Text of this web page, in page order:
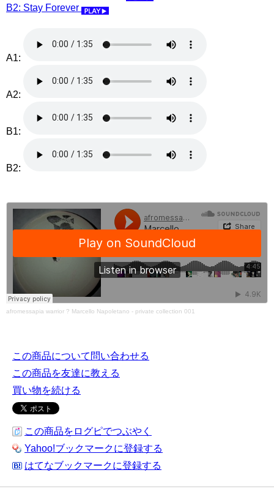
B2: Stay Forever
A1:
A2:
B1:
B2:
afromessapia warrior ? Marcello Napoletano - private collection 001
この商品について問い合わせる
この商品を友達に教える
買い物を続ける
この商品をログピでつぶやく
Yahoo!ブックマークに登録する
はてなブックマークに登録する